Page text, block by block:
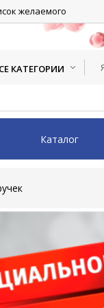
желаемого
КАТЕГОРИИ
Каталог